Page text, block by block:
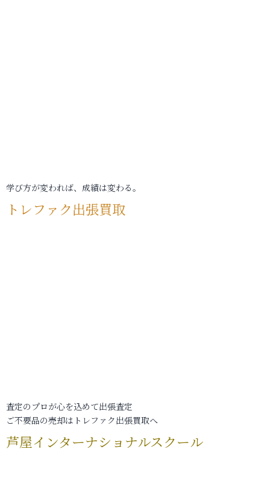
学び方が変われば、成績は変わる。
トレファク出張買取
査定のプロが心を込めて出張査定
ご不要品の売却はトレファク出張買取へ
芦屋インターナショナルスクール